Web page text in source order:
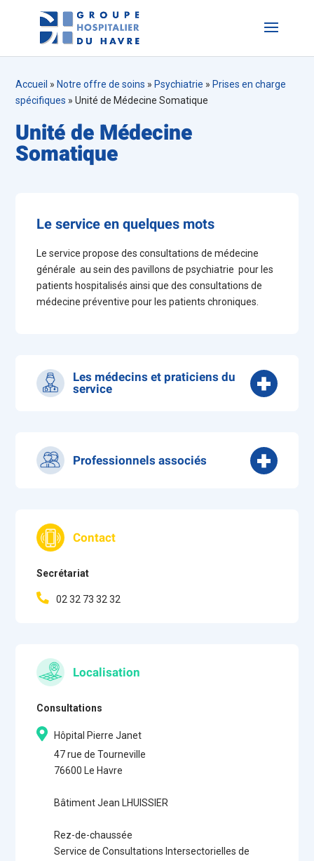
Accueil » Notre offre de soins » Psychiatrie » Prises en charge
spécifiques »Unité de Médecine Somatique
Unité de Médecine
Somatique
Le service en quelques mots
Le service propose des consultations de médecine
générale au sein des pavillons de psychiatrie pour les
patients hospitalisés ainsi que des consultations de
médecine préventive pour les patients chroniques.
Les médecins et praticiens du
service
Dr HAMILA Jouda
Professionnels associés
Cadre de Santé
Infirmiers Diplômés d’Etat
Contact
Secrétariat
02 32 73 32 32
Localisation
Consultations
Hôpital Pierre Janet
47 rue de Tourneville
76600 Le Havre
Bâtiment Jean LHUISSIER
Rez-de-chaussée
Service de Consultations Intersectorielles de